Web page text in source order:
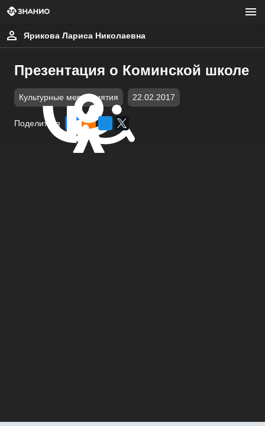
Ярикова Лариса Николаевна
Презентация о Коминской школе
Культурные мероприятия 22.02.2017
Поделиться